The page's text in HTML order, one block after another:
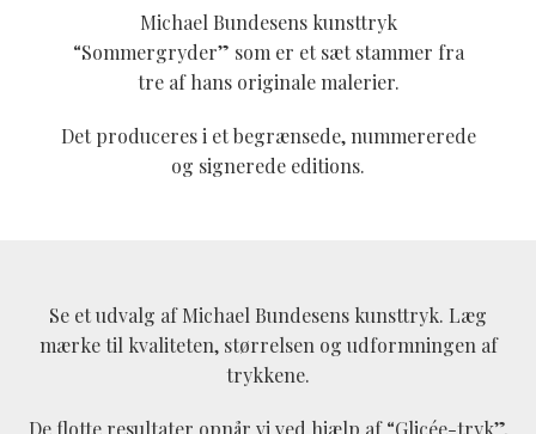
Michael Bundesens kunsttryk
“Sommergryder” som er et sæt stammer fra
tre af hans originale malerier.
Det produceres i et begrænsede, nummererede
og signerede editions.
Se et udvalg af Michael Bundesens kunsttryk. Læg
mærke til kvaliteten, størrelsen og udformningen af
trykkene.
De flotte resultater opnår vi ved hjælp af “Glicée-tryk”,